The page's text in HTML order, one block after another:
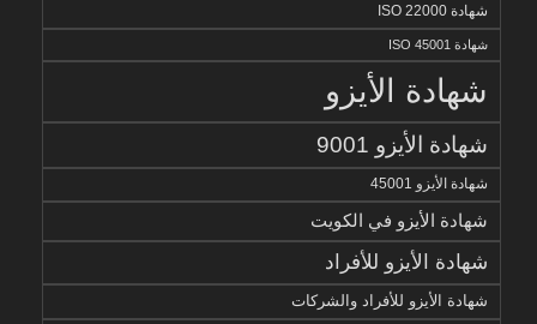
شهادة ISO 22000
شهادة ISO 45001
شهادة الأيزو
شهادة الأيزو 9001
شهادة الأيزو 45001
شهادة الأيزو في الكويت
شهادة الأيزو للأفراد
شهادة الأيزو للأفراد والشركات